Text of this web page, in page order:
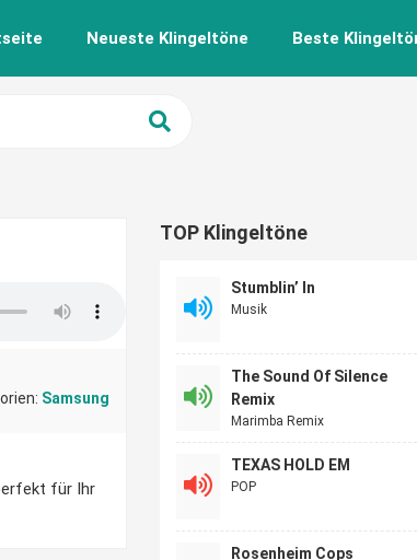
Neueste Klingeltöne Beste
Samsung
für Ihr
TOP Klingeltöne
Stumblin’ In
Musik
The Sound Of Silence
Remix
Marimba Remix
TEXAS HOLD EM
POP
Rosenheim Cops